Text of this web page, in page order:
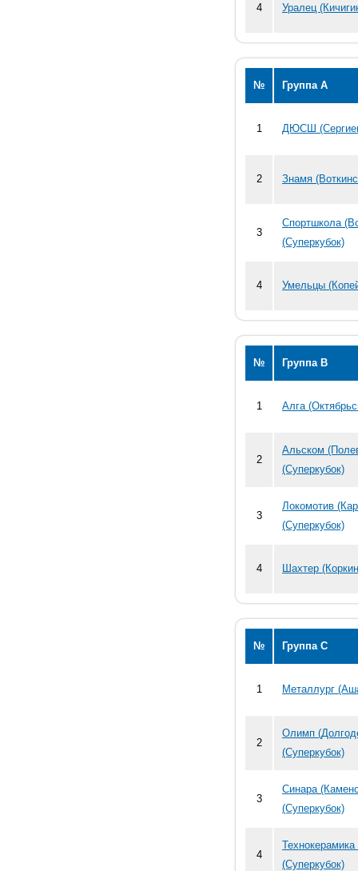
4 Уралец
№ Группа А
1 ДЮСШ
2 Знамя
3
Спортшкола
(Суперкубок)
4 Умельцы
№ Группа В
1 Алга
2
Альском
(Суперкубок)
3
Локомотив
(Суперкубок)
4 Шахтер
№ Группа С
1 Металлург
2
Олимп
(Суперкубок)
3
Синара
(Суперкубок)
4
(Суперкубок)